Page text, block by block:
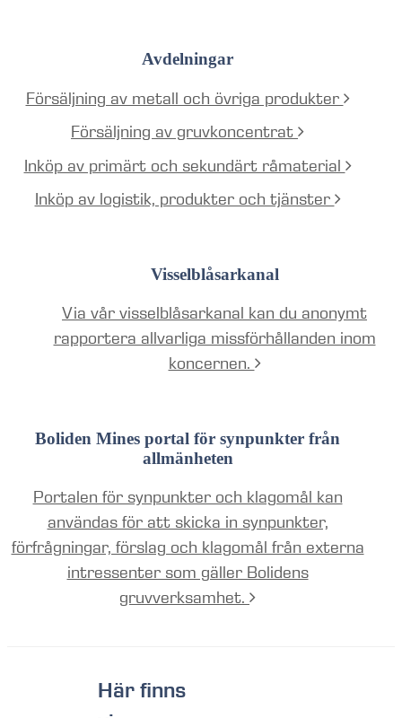
Avdelningar
Försäljning av metall och övriga produkter
Försäljning av gruvkoncentrat
Inköp av primärt och sekundärt råmaterial
Inköp av logistik, produkter och tjänster
Visselblåsarkanal
Via vår visselblåsarkanal kan du anonymt
rapportera allvarliga missförhållanden inom
koncernen.
Boliden Mines portal för synpunkter från
allmänheten
Portalen för synpunkter och klagomål kan
användas för att skicka in synpunkter,
förfrågningar, förslag och klagomål från externa
intressenter som gäller Bolidens
gruvverksamhet.
Här finns